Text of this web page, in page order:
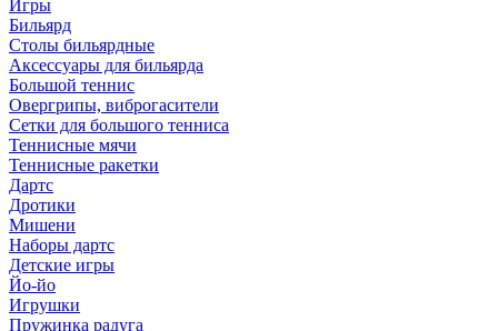
Игры
Бильярд
Столы бильярдные
Аксессуары для бильярда
Большой теннис
Овергрипы, виброгасители
Сетки для большого тенниса
Теннисные мячи
Теннисные ракетки
Дартс
Дротики
Мишени
Наборы дартс
Детские игры
Йо-йо
Игрушки
Пружинка радуга